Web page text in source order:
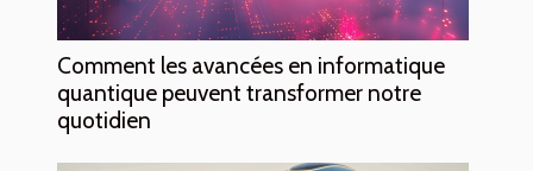
Comment les avancées en informatique
quantique peuvent transformer notre
quotidien